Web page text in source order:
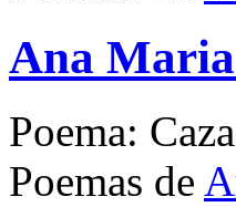
Ana
Poema: Caza
Poemas de